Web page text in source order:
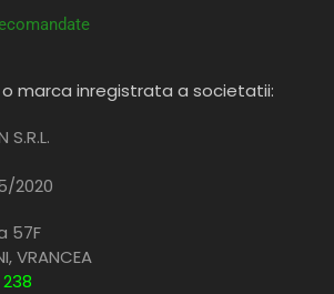
marca inregistrata a societatii:
S.R.L.
2020
57F
VRANCEA